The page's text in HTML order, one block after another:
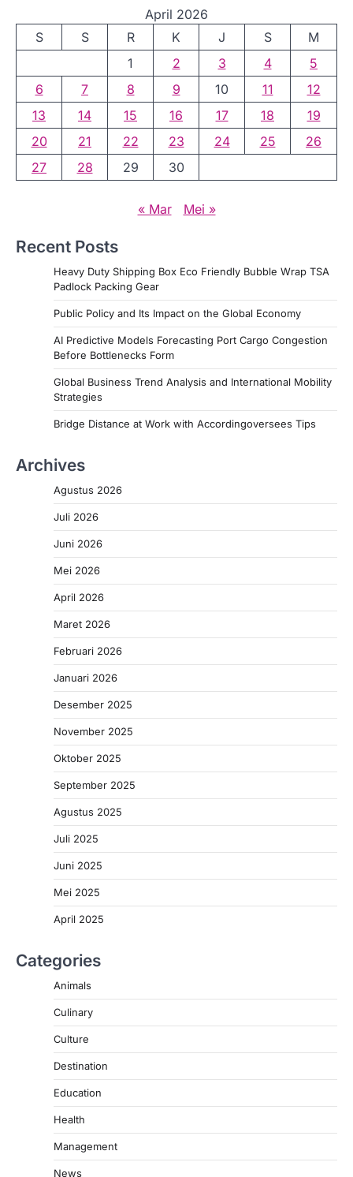
April 2026
S
S R K J S
M
1
2 3 4
5
6
7 8 9 10 11
12
13
14 15 16 17 18
19
20
21 22 23 24 25
26
27
28 29 30
« Mar Mei »
Recent Posts
Heavy Duty Shipping Box Eco Friendly Bubble Wrap TSA
Padlock Packing Gear
Public Policy and Its Impact on the Global Economy
AI Predictive Models Forecasting Port Cargo Congestion
Before Bottlenecks Form
Global Business Trend Analysis and International Mobility
Strategies
Bridge Distance at Work with Accordingoversees Tips
Archives
Agustus 2026
Juli 2026
Juni 2026
Mei 2026
April 2026
Maret 2026
Februari 2026
Januari 2026
Desember 2025
November 2025
Oktober 2025
September 2025
Agustus 2025
Juli 2025
Juni 2025
Mei 2025
April 2025
Categories
Animals
Culinary
Culture
Destination
Education
Health
Management
News